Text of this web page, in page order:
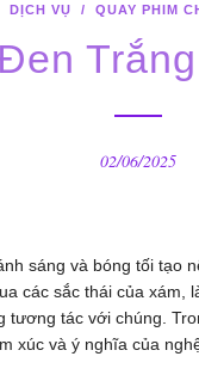
DỊCH VỤ / QUAY PHIM
02/06/2025
sáng và bóng tối tạo
các sắc thái của xám,
tác với chúng.
xúc và ý nghĩa của